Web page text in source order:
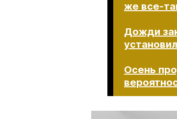
же все-
Дожди
Осень